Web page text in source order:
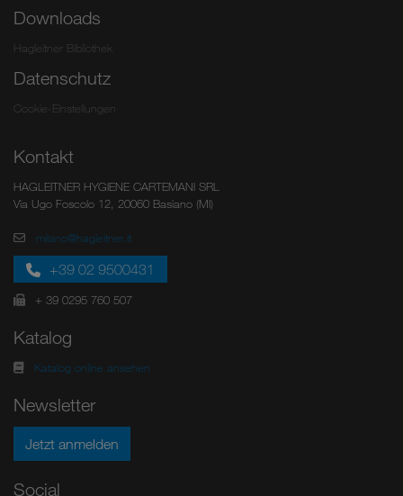
Downloads
Hagleitner Bibliothek
Datenschutz
Cookie-Einstellungen
Kontakt
HAGLEITNER HYGIENE CARTEMANI SRL
Via Ugo Foscolo 12, 20060 Basiano (MI)
milano@hagleitner.it
+39 02 9500431
+ 39 0295 760 507
Katalog
Katalog online ansehen
Newsletter
Jetzt anmelden
Social